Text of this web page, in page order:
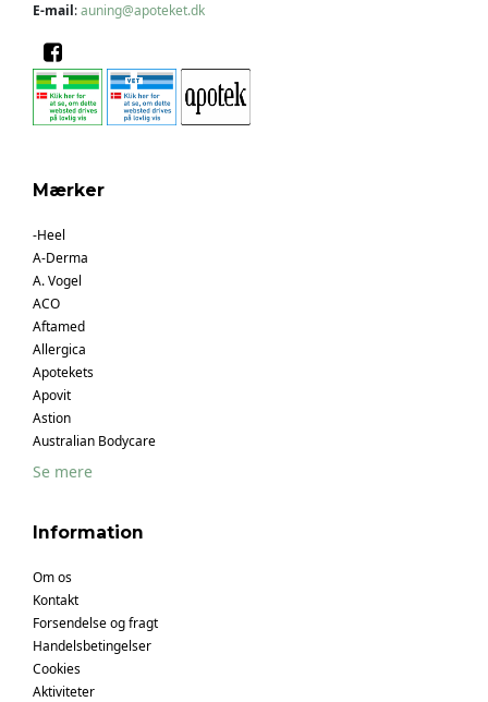
E-mail:auning@apoteket.dk
Mærker
-Heel
A-Derma
A. Vogel
ACO
Aftamed
Allergica
Apotekets
Apovit
Astion
Australian Bodycare
Se mere
Information
Om os
Kontakt
Forsendelse og fragt
Handelsbetingelser
Cookies
Aktiviteter